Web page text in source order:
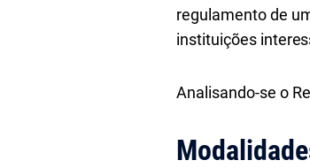
regulamento de
instituições
Analisando-se o